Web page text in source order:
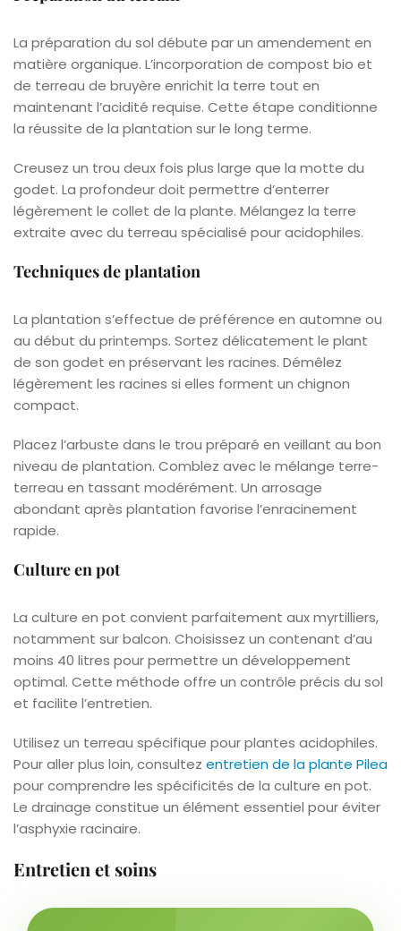
La préparation du sol débute par un amendement en
matière organique. L’incorporation de compost bio et
de terreau de bruyère enrichit la terre tout en
maintenant l’acidité requise. Cette étape conditionne
la réussite de la plantation sur le long terme.
Creusez un trou deux fois plus large que la motte du
godet. La profondeur doit permettre d’enterrer
légèrement le collet de la plante. Mélangez la terre
extraite avec du terreau spécialisé pour acidophiles.
Techniques de plantation
La plantation s’effectue de préférence en automne ou
au début du printemps. Sortez délicatement le plant
de son godet en préservant les racines. Démêlez
légèrement les racines si elles forment un chignon
compact.
Placez l’arbuste dans le trou préparé en veillant au bon
niveau de plantation. Comblez avec le mélange terre-
terreau en tassant modérément. Un arrosage
abondant après plantation favorise l’enracinement
rapide.
Culture en pot
La culture en pot convient parfaitement aux myrtilliers,
notamment sur balcon. Choisissez un contenant d’au
moins 40 litres pour permettre un développement
optimal. Cette méthode offre un contrôle précis du sol
et facilite l’entretien.
Utilisez un terreau spécifique pour plantes acidophiles.
Pour aller plus loin, consultez entretien de la plante Pilea
pour comprendre les spécificités de la culture en pot.
Le drainage constitue un élément essentiel pour éviter
l’asphyxie racinaire.
Entretien et soins